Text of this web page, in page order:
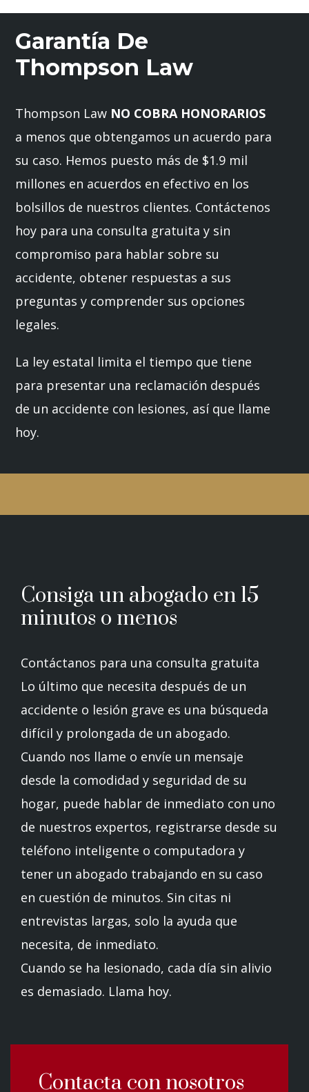
Garantía De
Thompson Law
Thompson Law NO COBRA HONORARIOS
a menos que obtengamos un acuerdo para
su caso. Hemos puesto más de $1.9 mil
millones en acuerdos en efectivo en los
bolsillos de nuestros clientes. Contáctenos
hoy para una consulta gratuita y sin
compromiso para hablar sobre su
accidente, obtener respuestas a sus
preguntas y comprender sus opciones
legales.
La ley estatal limita el tiempo que tiene
para presentar una reclamación después
de un accidente con lesiones, así que llame
hoy.
Consiga un abogado en 15
minutos o menos
Contáctanos para una consulta gratuita
Lo último que necesita después de un
accidente o lesión grave es una búsqueda
difícil y prolongada de un abogado.
Cuando nos llame o envíe un mensaje
desde la comodidad y seguridad de su
hogar, puede hablar de inmediato con uno
de nuestros expertos, registrarse desde su
teléfono inteligente o computadora y
tener un abogado trabajando en su caso
en cuestión de minutos. Sin citas ni
entrevistas largas, solo la ayuda que
necesita, de inmediato.
Cuando se ha lesionado, cada día sin alivio
es demasiado. Llama hoy.
Contacta con nosotros